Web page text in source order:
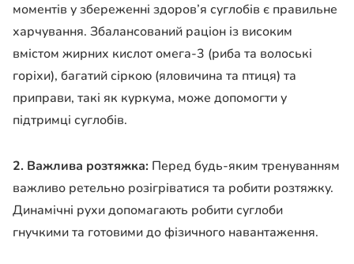
моментів у збереженні здоров’я суглобів є правильне
харчування. Збалансований раціон із високим
вмістом жирних кислот омега-3 (риба та волоські
горіхи), багатий сіркою (яловичина та птиця) та
приправи, такі як куркума, може допомогти у
підтримці суглобів.
2. Важлива розтяжка: Перед будь-яким тренуванням
важливо ретельно розігріватися та робити розтяжку.
Динамічні рухи допомагають робити суглоби
гнучкими та готовими до фізичного навантаження.